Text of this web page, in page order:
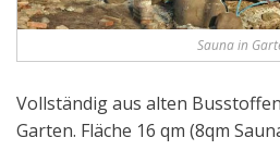
Sauna in
Vollständig aus alten
Garten. Fläche 16 qm (8qm